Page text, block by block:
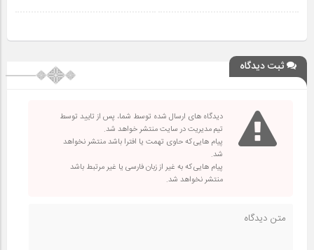
ثبت دیدگاه
دیدگاه های ارسال شده توسط شما، پس از تایید توسط
تیم مدیریت در سایت منتشر خواهد شد.
پیام هایی که حاوی تهمت یا افترا باشد منتشر نخواهد
شد.
پیام هایی که به غیر از زبان فارسی یا غیر مرتبط باشد
منتشر نخواهد شد.